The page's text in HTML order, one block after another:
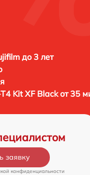
до 3 лет
Kit XF Black от 35
заявку
конфиденциальности